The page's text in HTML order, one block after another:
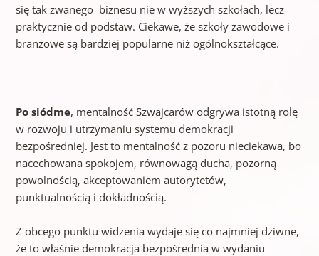
się tak zwanego biznesu nie w wyższych szkołach, lecz
praktycznie od podstaw. Ciekawe, że szkoły zawodowe i
branżowe są bardziej popularne niż ogólnokształcące.
Po siódme, mentalność Szwajcarów odgrywa istotną rolę
w rozwoju i utrzymaniu systemu demokracji
bezpośredniej. Jest to mentalność z pozoru nieciekawa, bo
nacechowana spokojem, równowagą ducha, pozorną
powolnością, akceptowaniem autorytetów,
punktualnością i dokładnością.
Z obcego punktu widzenia wydaje się co najmniej dziwne,
że to właśnie demokracja bezpośrednia w wydaniu